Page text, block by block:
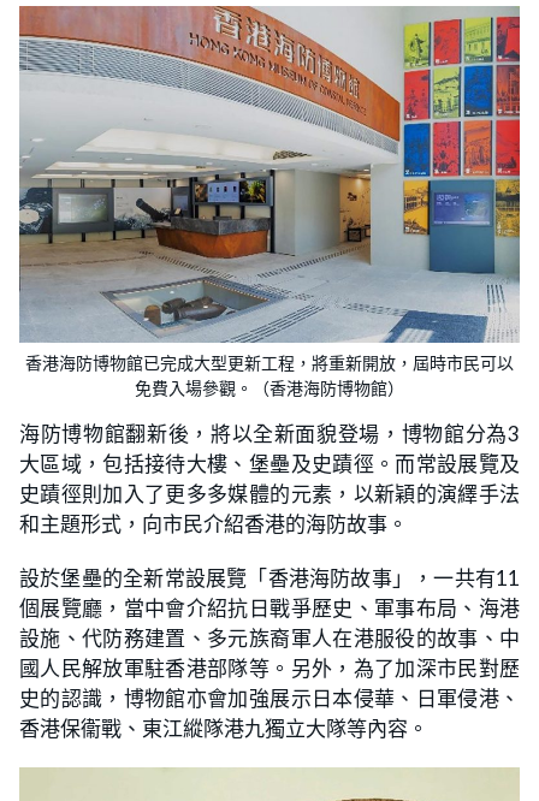
香港海防博物館已完成大型更新工程，將重新開放，屆時市民可以
免費入場參觀。（香港海防博物館）
海防博物館翻新後，將以全新面貌登場，博物館分為3
大區域，包括接待大樓、堡壘及史蹟徑。而常設展覽及
史蹟徑則加入了更多多媒體的元素，以新穎的演繹手法
和主題形式，向市民介紹香港的海防故事。
設於堡壘的全新常設展覽「香港海防故事」，一共有11
個展覽廳，當中會介紹抗日戰爭歷史、軍事布局、海港
設施、代防務建置、多元族裔軍人在港服役的故事、中
國人民解放軍駐香港部隊等。另外，為了加深市民對歷
史的認識，博物館亦會加強展示日本侵華、日軍侵港、
香港保衞戰、東江縱隊港九獨立大隊等內容。